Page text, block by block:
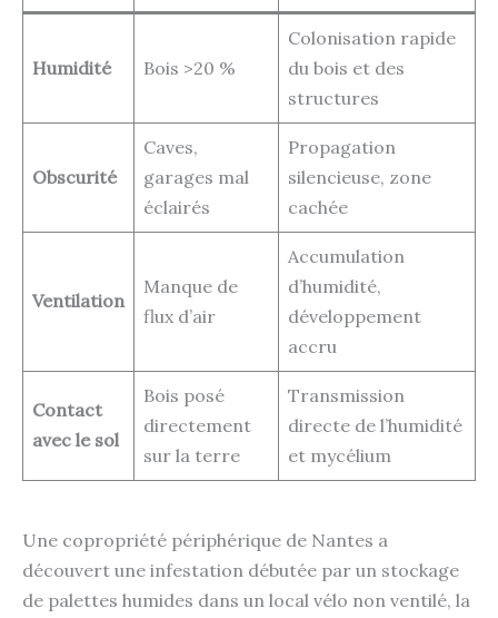
Humidité Bois >20 %
Colonisation rapide
du bois et des
structures
Obscurité
Caves,
garages mal
éclairés
Propagation
silencieuse, zone
cachée
Ventilation
Manque de
flux d’air
Accumulation
d’humidité,
développement
accru
Contact
avec le sol
Bois posé
directement
sur la terre
Transmission
directe de l’humidité
et mycélium
Une copropriété périphérique de Nantes a
découvert une infestation débutée par un stockage
de palettes humides dans un local vélo non ventilé, la